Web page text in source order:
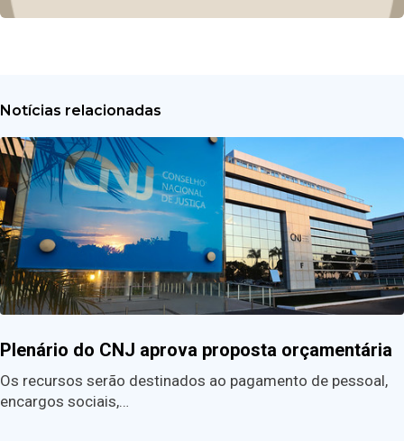
Notícias relacionadas
Plenário do CNJ aprova proposta orçamentária
Os recursos serão destinados ao pagamento de pessoal,
encargos sociais,…